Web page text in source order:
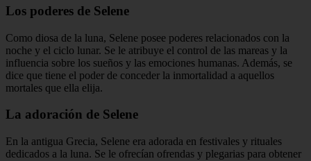
Los poderes de Selene
Como diosa de la luna, Selene posee poderes relacionados con la
noche y el ciclo lunar. Se le atribuye el control de las mareas y la
influencia sobre los sueños y las emociones humanas. Además, se
dice que tiene el poder de conceder la inmortalidad a aquellos
mortales que ella elija.
La adoración de Selene
En la antigua Grecia, Selene era adorada en festivales y rituales
dedicados a la luna. Se le ofrecían ofrendas y plegarias para obtener